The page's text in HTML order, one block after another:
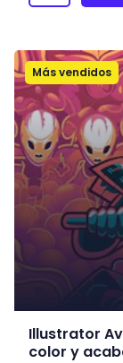
Más vendidos
Illustrator
color y